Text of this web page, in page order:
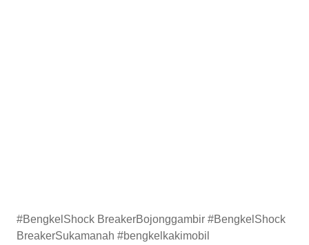
#BengkelShock BreakerBojonggambir #BengkelShock
BreakerSukamanah #bengkelkakimobil